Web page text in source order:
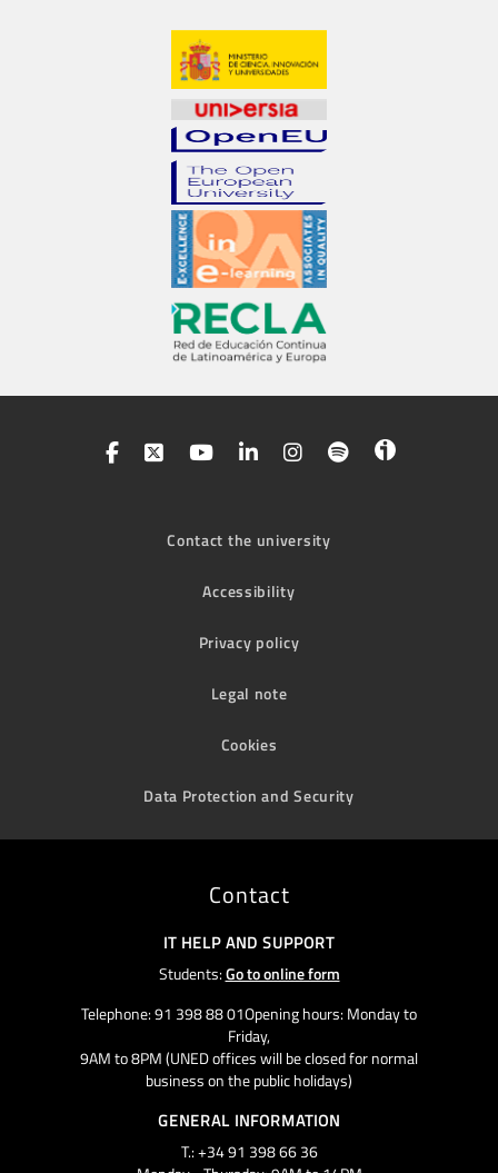
Contact the university
Accessibility
Privacy policy
Legal note
Cookies
Data Protection and Security
Contact
IT HELP AND SUPPORT
Students:Go to online form
Telephone: 91 398 88 01Opening hours: Monday to
Friday,
9AM to 8PM (UNED offices will be closed for normal
business on the public holidays)
GENERAL INFORMATION
T.: +34 91 398 66 36